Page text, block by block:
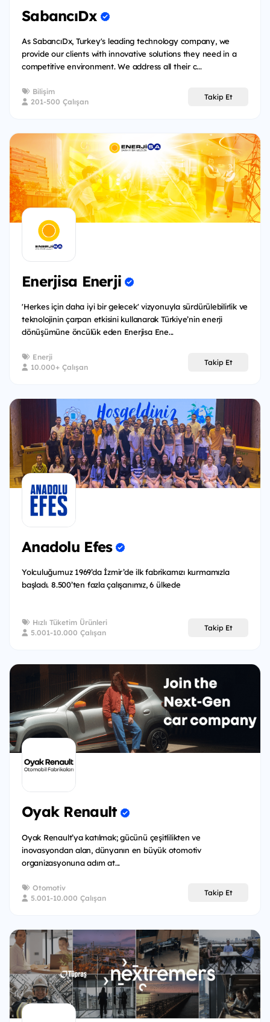
SabancıDx
As SabancıDx, Turkey's leading technology company, we
provide our clients with innovative solutions they need in a
competitive environment. We address all their c...
Bilişim
201-500 Çalışan
Takip Et
Enerjisa Enerji
'Herkes için daha iyi bir gelecek' vizyonuyla sürdürülebilirlik ve
teknolojinin çarpan etkisini kullanarak Türkiye’nin enerji
dönüşümüne öncülük eden Enerjisa Ene...
Enerji
10.000+ Çalışan
Takip Et
Anadolu Efes
Yolculuğumuz 1969’da İzmir’de ilk fabrikamızı kurmamızla
başladı. 8.500’ten fazla çalışanımız, 6 ülkede
Hızlı Tüketim Ürünleri
5.001-10.000 Çalışan
Takip Et
Oyak Renault
Oyak Renault’ya katılmak; gücünü çeşitlilikten ve
inovasyondan alan, dünyanın en büyük otomotiv
organizasyonuna adım at...
Otomotiv
5.001-10.000 Çalışan
Takip Et